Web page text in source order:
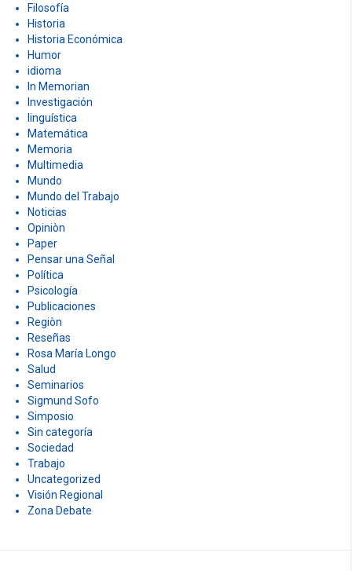
Filosofía
Historia
Historia Económica
Humor
idioma
In Memorian
Investigación
linguística
Matemática
Memoria
Multimedia
Mundo
Mundo del Trabajo
Noticias
Opiniòn
Paper
Pensar una Señal
Política
Psicología
Publicaciones
Regiòn
Reseñas
Rosa María Longo
Salud
Seminarios
Sigmund Sofo
Simposio
Sin categoría
Sociedad
Trabajo
Uncategorized
Visión Regional
Zona Debate